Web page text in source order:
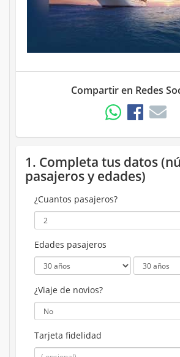
Compartir en Redes
1. Completa tus datos
pasajeros y edades)
¿Cuantos pasajeros?
Edades pasajeros
¿Viaje de novios?
Tarjeta fidelidad